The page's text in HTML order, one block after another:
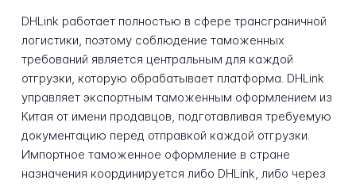
DHLink работает полностью в сфере трансграничной
логистики, поэтому соблюдение таможенных
требований является центральным для каждой
отгрузки, которую обрабатывает платформа. DHLink
управляет экспортным таможенным оформлением из
Китая от имени продавцов, подготавливая требуемую
документацию перед отправкой каждой отгрузки.
Импортное таможенное оформление в стране
назначения координируется либо DHLink, либо через